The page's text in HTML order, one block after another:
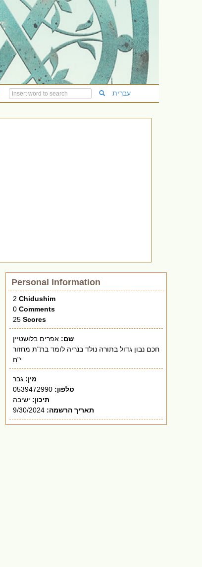
עברית
Personal Information
2 Chidushim
0 Comments
25 Scores
שם: אפרים בלושטיין
חכם נבון גדול בתורה נולד בנריה לומד בת"ת מחזור
י"ח
מין: גבר
טלפון: 0539472990
תיכון: ישיבה
תאריך הרשמה:9/30/2024